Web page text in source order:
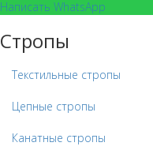
Написать WhatsApp
Стропы
Текстильные стропы
Цепные стропы
Канатные стропы